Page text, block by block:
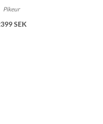
Pikeur
SEK